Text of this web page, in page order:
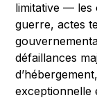
limitative — les
guerre, actes
défaillances
exceptionnelle